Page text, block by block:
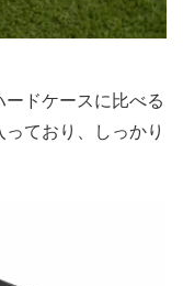
ドケースに比べる
ており、しっかり